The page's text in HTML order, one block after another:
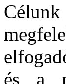
és a